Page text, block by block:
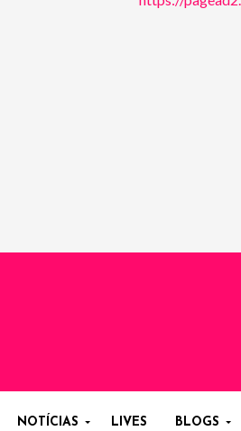
NOTÍCIAS LIVES BLOGS